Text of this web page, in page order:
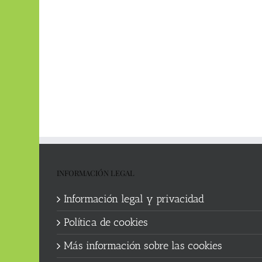
INFORMACIÓN LEGAL
Información legal y privacidad
Política de cookies
Más información sobre las cookies